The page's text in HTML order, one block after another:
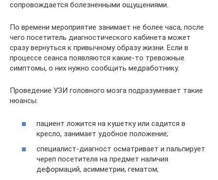
сопровождается болезненными ощущениями.
По времени мероприятие занимает не более часа, после
чего посетитель диагностического кабинета может
сразу вернуться к привычному образу жизни. Если в
процессе сеанса появляются какие-то тревожные
симптомы, о них нужно сообщить медработнику.
Проведение УЗИ головного мозга подразумевает такие
нюансы:
пациент ложится на кушетку или садится в
кресло, занимает удобное положение;
специалист-диагност осматривает и пальпирует
череп посетителя на предмет наличия
деформаций, асимметрии, гематом;